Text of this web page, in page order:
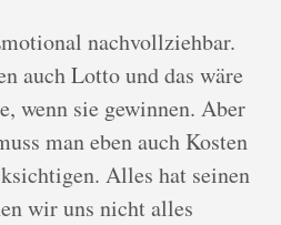
nachvollziehbar.
auch Lotto und das wäre
wenn sie gewinnen. Aber
man eben auch Kosten
Alles hat seinen
wir uns nicht alles